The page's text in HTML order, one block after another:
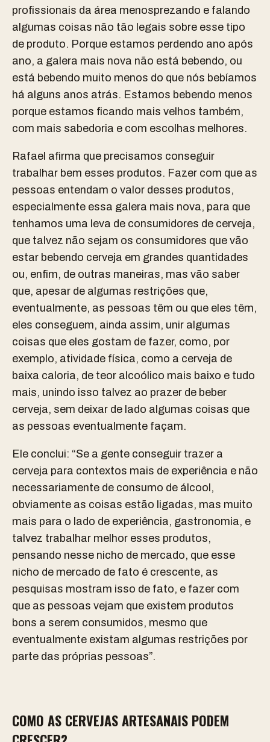
profissionais da área menosprezando e falando
algumas coisas não tão legais sobre esse tipo
de produto. Porque estamos perdendo ano após
ano, a galera mais nova não está bebendo, ou
está bebendo muito menos do que nós bebíamos
há alguns anos atrás. Estamos bebendo menos
porque estamos ficando mais velhos também,
com mais sabedoria e com escolhas melhores.
Rafael afirma que precisamos conseguir
trabalhar bem esses produtos. Fazer com que as
pessoas entendam o valor desses produtos,
especialmente essa galera mais nova, para que
tenhamos uma leva de consumidores de cerveja,
que talvez não sejam os consumidores que vão
estar bebendo cerveja em grandes quantidades
ou, enfim, de outras maneiras, mas vão saber
que, apesar de algumas restrições que,
eventualmente, as pessoas têm ou que eles têm,
eles conseguem, ainda assim, unir algumas
coisas que eles gostam de fazer, como, por
exemplo, atividade física, como a cerveja de
baixa caloria, de teor alcoólico mais baixo e tudo
mais, unindo isso talvez ao prazer de beber
cerveja, sem deixar de lado algumas coisas que
as pessoas eventualmente façam.
Ele conclui: “Se a gente conseguir trazer a
cerveja para contextos mais de experiência e não
necessariamente de consumo de álcool,
obviamente as coisas estão ligadas, mas muito
mais para o lado de experiência, gastronomia, e
talvez trabalhar melhor esses produtos,
pensando nesse nicho de mercado, que esse
nicho de mercado de fato é crescente, as
pesquisas mostram isso de fato, e fazer com
que as pessoas vejam que existem produtos
bons a serem consumidos, mesmo que
eventualmente existam algumas restrições por
parte das próprias pessoas”.
COMO AS CERVEJAS ARTESANAIS PODEM